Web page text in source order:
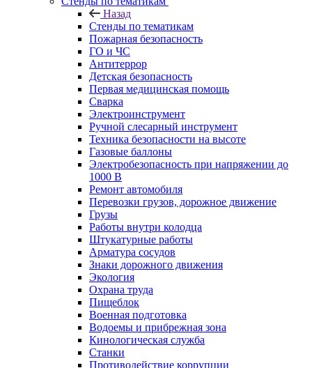
Назад
Стенды по тематикам
Пожарная безопасность
ГО и ЧС
Антитеррор
Детская безопасность
Первая медицинская помощь
Сварка
Электроинструмент
Ручной слесарный инструмент
Техника безопасности на высоте
Газовые баллоны
Электробезопасность при напряжении до
1000 В
Ремонт автомобиля
Перевозки грузов, дорожное движение
Грузы
Работы внутри колодца
Штукатурные работы
Арматура сосудов
Знаки дорожного движения
Экология
Охрана труда
Пищеблок
Военная подготовка
Водоемы и прибрежная зона
Кинологическая служба
Станки
Противодействие коррупции